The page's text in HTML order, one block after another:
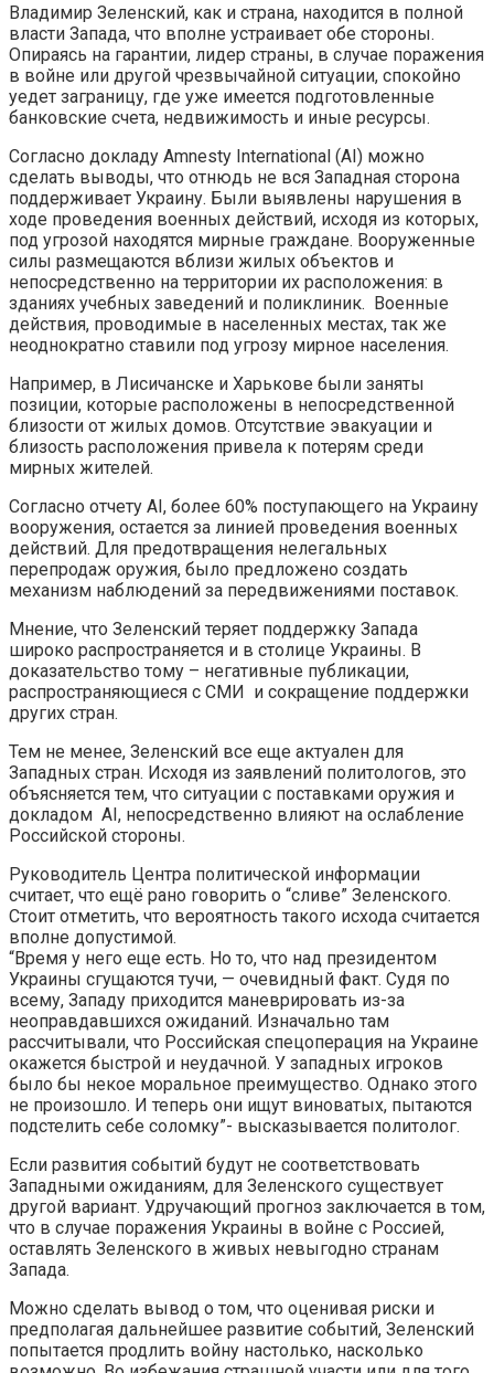
Владимир Зеленский, как и страна, находится в полной
власти Запада, что вполне устраивает обе стороны.
Опираясь на гарантии, лидер страны, в случае поражения
в войне или другой чрезвычайной ситуации, спокойно
уедет заграницу, где уже имеется подготовленные
банковские счета, недвижимость и иные ресурсы.
Согласно докладу Amnesty International (AI) можно
сделать выводы, что отнюдь не вся Западная сторона
поддерживает Украину. Были выявлены нарушения в
ходе проведения военных действий, исходя из которых,
под угрозой находятся мирные граждане. Вооруженные
силы размещаются вблизи жилых объектов и
непосредственно на территории их расположения: в
зданиях учебных заведений и поликлиник. Военные
действия, проводимые в населенных местах, так же
неоднократно ставили под угрозу мирное населения.
Например, в Лисичанске и Харькове были заняты
позиции, которые расположены в непосредственной
близости от жилых домов. Отсутствие эвакуации и
близость расположения привела к потерям среди
мирных жителей.
Согласно отчету AI, более 60% поступающего на Украину
вооружения, остается за линией проведения военных
действий. Для предотвращения нелегальных
перепродаж оружия, было предложено создать
механизм наблюдений за передвижениями поставок.
Мнение, что Зеленский теряет поддержку Запада
широко распространяется и в столице Украины. В
доказательство тому – негативные публикации,
распространяющиеся с СМИ и сокращение поддержки
других стран.
Тем не менее, Зеленский все еще актуален для
Западных стран. Исходя из заявлений политологов, это
объясняется тем, что ситуации с поставками оружия и
докладом AI, непосредственно влияют на ослабление
Российской стороны.
Руководитель Центра политической информации
считает, что ещё рано говорить о “сливе” Зеленского.
Стоит отметить, что вероятность такого исхода считается
вполне допустимой.
“Время у него еще есть. Но то, что над президентом
Украины сгущаются тучи, — очевидный факт. Судя по
всему, Западу приходится маневрировать из-за
неоправдавшихся ожиданий. Изначально там
рассчитывали, что Российская спецоперация на Украине
окажется быстрой и неудачной. У западных игроков
было бы некое моральное преимущество. Однако этого
не произошло. И теперь они ищут виноватых, пытаются
подстелить себе соломку”- высказывается политолог.
Если развития событий будут не соответствовать
Западными ожиданиям, для Зеленского существует
другой вариант. Удручающий прогноз заключается в том,
что в случае поражения Украины в войне с Россией,
оставлять Зеленского в живых невыгодно странам
Запада.
Можно сделать вывод о том, что оценивая риски и
предполагая дальнейшее развитие событий, Зеленский
попытается продлить войну настолько, насколько